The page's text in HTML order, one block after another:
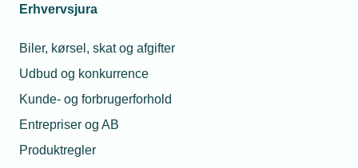
Erhvervsjura
Biler, kørsel, skat og afgifter
Udbud og konkurrence
Kunde- og forbrugerforhold
Entrepriser og AB
Produktregler
Vidensportal for el- og vvs-branchen
Hos EVU finder du en række digitale
undervisningsmaterialer og kompendiet som er samler i en
vidensportal.